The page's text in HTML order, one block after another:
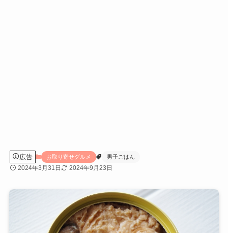
広告 お取り寄せグルメ 男子ごはん
2024年3月31日 2024年9月23日